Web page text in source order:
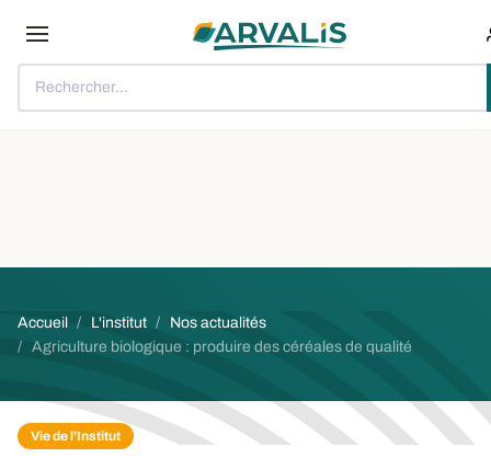
Rechercher...
Fil d'Ariane
Accueil L'institut
Nos actualités
Agriculture biologique : produire des céréales de qualité
Vie de l’Institut